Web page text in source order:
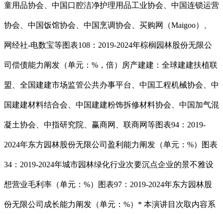
童用品协会、中国口腔洁净护理用品工业协会、中国连锁运营
协会、中国饭馆协会、中国烹调协会、买购网（Maigoo）、
网经社-电数宝等图表108：2019-2024年棕榈园林股份无限公
司偿债能力阐发（单元：%，倍）房产建建：全球建建扶植联
盟、全国建建市场监管公共办事平台、中国工程机械协会、中
国建建材料结合会、中国建建粉饰拆修材料协会、中国加气混
凝土协会、中指研究院、赢商网、联商网等图表94：2019-
2024年东方园林股份无限公司盈利能力阐发（单元：%）图表
34：2019-2024年城市园林绿化行业次要沉点企业的景不雅设
想营业毛利率（单元：%）图表97：2019-2024年东方园林股
份无限公司成长能力阐发（单元：%）* 本演讲目次取内容系